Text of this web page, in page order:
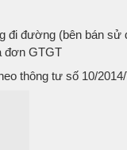
đi đường (bên bán sử
đơn GTGT
thông tư số 10/